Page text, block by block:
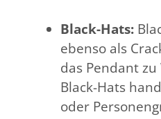
Black-Hats:
ebenso als
das Pendant
Black-Hats
oder